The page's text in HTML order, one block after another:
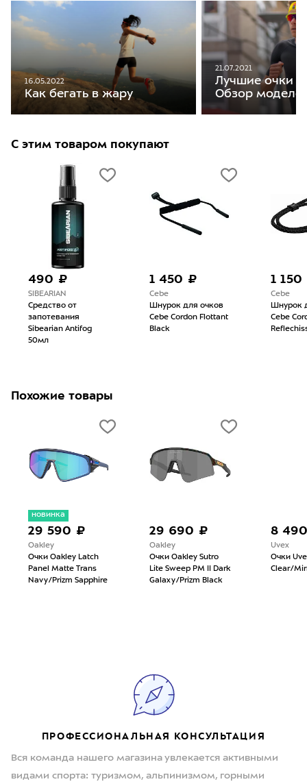
16.05.2022
Как бегать в жару
21.07.2021
Лучшие очки
Обзор
С этим товаром покупают
490 ₽
SIBEARIAN
Средство от
запотевания
Sibearian Antifog
50мл
1 450 ₽
Cebe
Шнурок для очков
Cebe Cordon Flottant
Black
1
Cebe
Шнурок
Cebe
Похожие товары
новинка
29 590 ₽
Oakley
Очки Oakley Latch
Panel Matte Trans
Navy/Prizm Sapphire
29 690 ₽
Oakley
Очки Oakley Sutro
Lite Sweep PM II Dark
Galaxy/Prizm Black
8
Uvex
Очки
Clear/
ПРОФЕССИОНАЛЬНАЯ КОНСУЛЬТАЦИЯ
Вся команда нашего магазина увлекается активными
видами спорта: туризмом, альпинизмом, горными